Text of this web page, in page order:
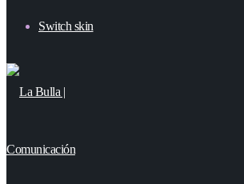
Switch skin